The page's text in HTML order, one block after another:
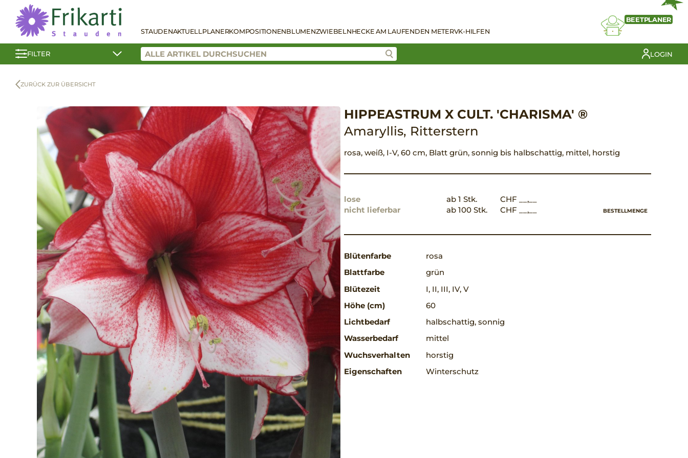
STAUDENAKTUELLPLANERKOMPOSITIONENBLUMENZWIEBELNHECKE AM LAUFENDEN METERVK-HILFEN
NEU
BEETPLANER
FILTER LOGIN
ZURÜCK ZUR ÜBERSICHT
HIPPEASTRUM X CULT. 'CHARISMA' ®
Amaryllis, Ritterstern
rosa, weiß, I-V, 60 cm, Blatt grün, sonnig bis halbschattig, mittel, horstig
lose
nicht lieferbar
ab 1 Stk.
CHF __,__
ab 100 Stk.
CHF __,__ BESTELLMENGE
Blütenfarbe
rosa
Blattfarbe
grün
Blütezeit
I, II, III, IV, V
Höhe (cm)
60
Lichtbedarf
halbschattig, sonnig
Wasserbedarf
mittel
Wuchsverhalten
horstig
Eigenschaften
Winterschutz